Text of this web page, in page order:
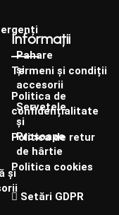
Pahare
și
accesorii
Șervețele
și
Prosoape
de hârtie
și
Informații
Termeni și condiții
Politica de
confidențialitate
Politica de retur
Politica cookies
Setări GDPR